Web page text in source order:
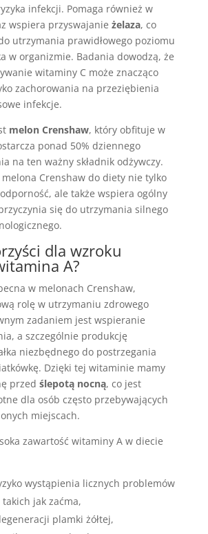
infekcji. Pomaga również w
wspiera przyswajanie żelaza, co
utrzymania prawidłowego poziomu
w organizmie. Badania dowodzą, że
witaminy C może znacząco
zachorowania na przeziębienia
infekcje.
melon Crenshaw, który obfituje w
ponad 50% dziennego
na ten ważny składnik odżywczy.
Crenshaw do diety nie tylko
ale także wspiera ogólny
się do utrzymania silnego
dla wzroku
A?
w melonach Crenshaw,
rolę w utrzymaniu zdrowego
zadaniem jest wspieranie
a szczególnie produkcję
niezbędnego do postrzegania
Dzięki tej witaminie mamy
przed ślepotą nocną, co jest
dla osób często przebywających
miejscach.
zawartość witaminy A w diecie
wystąpienia licznych problemów
jak zaćma,
plamki żółtej,